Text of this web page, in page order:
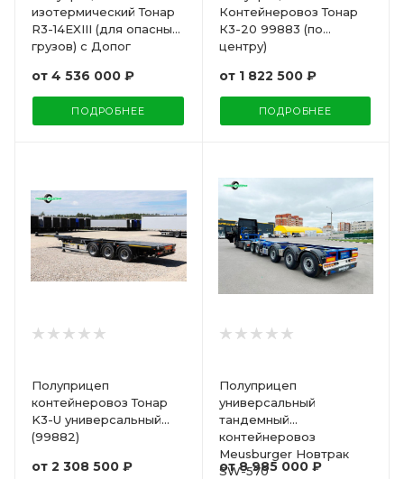
изотермический Тонар
R3-14EXIII (для опасных
грузов) с Допог
от 4 536 000 ₽
ПОДРОБНЕЕ
Контейнеровоз Тонар
К3-20 99883 (по
центру)
от 1 822 500 ₽
ПОДРОБНЕЕ
Полуприцеп
контейнеровоз Тонар
K3-U универсальный
(99882)
от 2 308 500 ₽
Полуприцеп
универсальный
тандемный
контейнеровоз
Meusburger Новтрак
SW-570
от8 985 000 ₽